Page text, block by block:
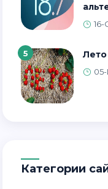
16-
5
Категории